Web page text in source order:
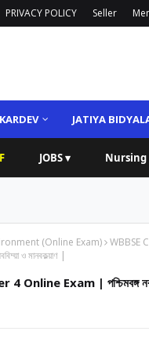
PRIVACY POLICY Seller
JATIYA
JOBS ▾ Nursing
(Online Exam) WBBSE
ও মানবকল্য়াণ |
Exam | পশ্চিমবঙ্গ নবম